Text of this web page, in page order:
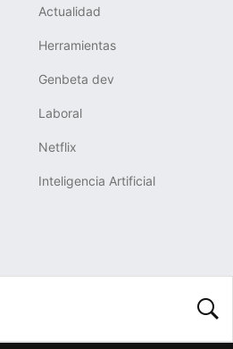
Actualidad
Herramientas
Genbeta dev
Laboral
Netflix
Inteligencia Artificial